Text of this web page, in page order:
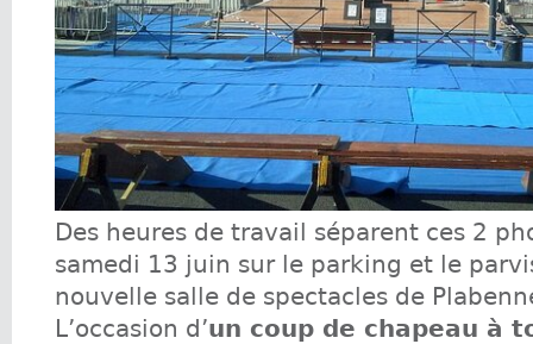
Des heures de travail séparent ces 2
samedi 13 juin sur le parking et le
nouvelle salle de spectacles de
L’occasion d’un coup de chapeau à